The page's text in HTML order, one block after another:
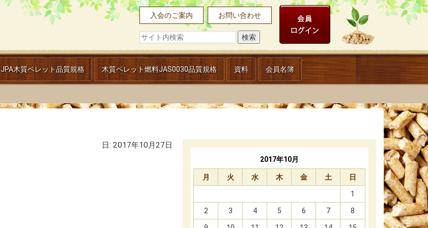
入会のご案内 お問い合わせ
JPA木質ペレット品質規格 木質ペレット燃料JAS0030品質規格 資料 会員名簿
日: 2017年10月27日
2017年10月
月 火 水 木 金 土 日
1
2 3 4 5 6 7 8